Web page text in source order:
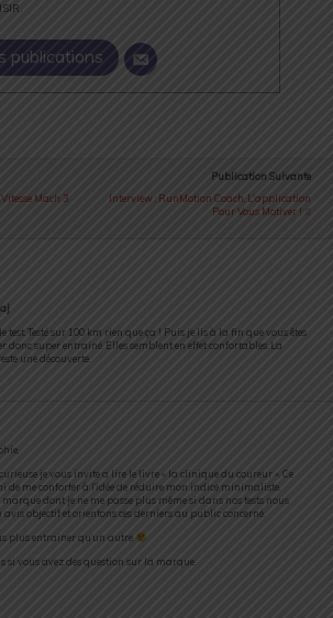
publications
Mach 3
Publication Suivante
Interview : RunMotion Coach, L'application
Pour Vous Motiver !
test. Testé sur 100 km rien que ça ! Puis je lis à la fin que vous êtes
donc super entrainé. Elles semblent en effet confortables. La
une découverte.
curieuse je vous invite a lire le livre « la clinique du coureur ». Ce
de me conforter à l’idée de réduire mon indice minimaliste.
dont je ne me passe plus même si dans nos tests nous
objectif et orientons ces derniers au public concerné.
plus entrainer qu’un autre
si vous avez des question sur la marque.